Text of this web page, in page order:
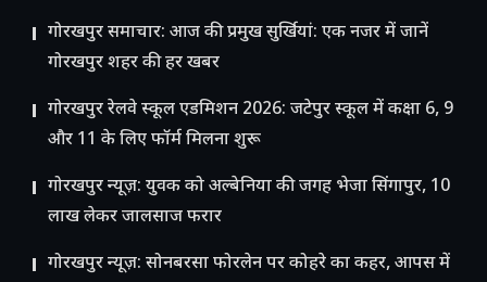
गोरखपुर समाचार: आज की प्रमुख सुर्खियां: एक नजर में जानें
गोरखपुर शहर की हर खबर
गोरखपुर रेलवे स्कूल एडमिशन 2026: जटेपुर स्कूल में कक्षा 6, 9
और 11 के लिए फॉर्म मिलना शुरू
गोरखपुर न्यूज़: युवक को अल्बेनिया की जगह भेजा सिंगापुर, 10
लाख लेकर जालसाज फरार
गोरखपुर न्यूज़: सोनबरसा फोरलेन पर कोहरे का कहर, आपस में